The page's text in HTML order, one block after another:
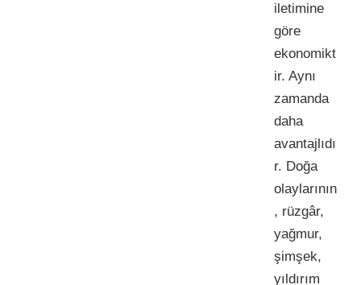
iletimine
göre
ekonomikt
ir. Aynı
zamanda
daha
avantajlıdı
r. Doğa
olaylarının
, rüzgâr,
yağmur,
şimşek,
yıldırım